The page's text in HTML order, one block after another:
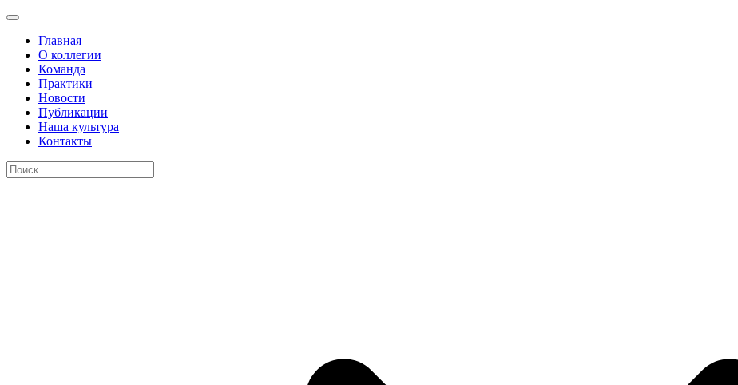
Главная
О коллегии
Команда
Практики
Новости
Публикации
Наша культура
Контакты